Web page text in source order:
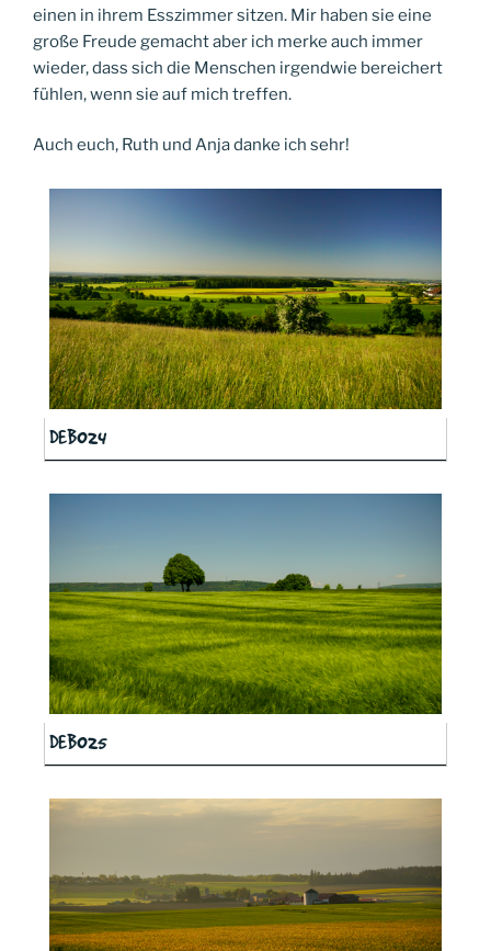
einen in ihrem Esszimmer sitzen. Mir haben sie eine
große Freude gemacht aber ich merke auch immer
wieder, dass sich die Menschen irgendwie bereichert
fühlen, wenn sie auf mich treffen.
Auch euch, Ruth und Anja danke ich sehr!
DEB024
DEB025